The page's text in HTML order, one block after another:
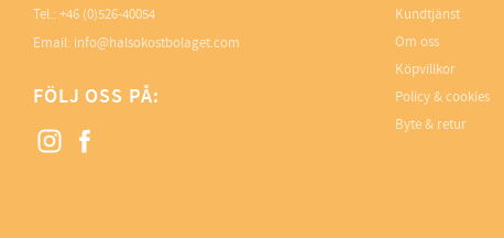
Tel.: +46 (0)526-40054
Email: info@halsokostbolaget.com
FÖLJ OSS PÅ:
Kundtjänst
Om oss
Köpvillkor
Policy & cookies
Byte & retur